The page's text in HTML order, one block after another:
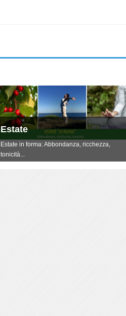
Estate
Estate in forma: Abbondanza, ricchezza,
tonicità...